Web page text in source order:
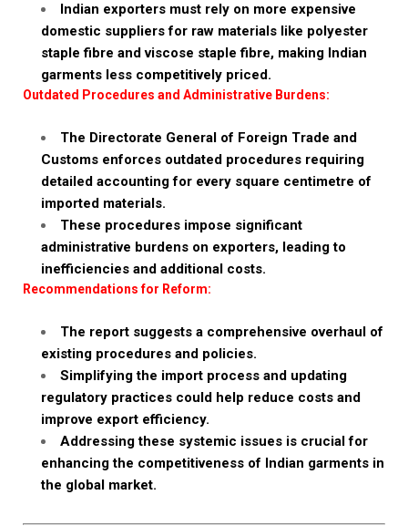
Indian exporters must rely on more expensive
domestic suppliers for raw materials like polyester
staple fibre and viscose staple fibre, making Indian
garments less competitively priced.
Outdated Procedures and Administrative Burdens:
The Directorate General of Foreign Trade and
Customs enforces outdated procedures requiring
detailed accounting for every square centimetre of
imported materials.
These procedures impose significant
administrative burdens on exporters, leading to
inefficiencies and additional costs.
Recommendations for Reform:
The report suggests a comprehensive overhaul of
existing procedures and policies.
Simplifying the import process and updating
regulatory practices could help reduce costs and
improve export efficiency.
Addressing these systemic issues is crucial for
enhancing the competitiveness of Indian garments in
the global market.